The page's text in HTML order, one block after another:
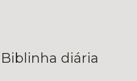
Biblinha diária